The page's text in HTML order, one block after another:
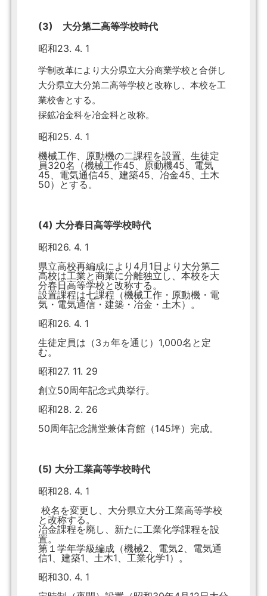
(3) 大分第二高等学校時代
昭和23. 4. 1
学制改革により大分県立大分商業学校と合併し
大分県立大分第二高等学校と改称し、本校を工
業校舎とする。
採鉱冶金科を冶金科と改称。
昭和25. 4. 1
機械工作、原動機の二課程を設置、生徒定
員320名（機械工作45、原動機45、電気
45、電気通信45、建築45、冶金45、土木
50）とする。
(4) 大分春日高等学校時代
昭和26. 4. 1
県立高校再編成により4月1日より大分第二
高校は工業と商業に分離独立し、本校を大
分春日高等学校と改称する。
設置課程は七課程（機械工作・原動機・電
気・電気通信・建築・冶金・土木）。
昭和26. 4. 1
生徒定員は（3ヵ年を通じ）1,000名と定
む。
昭和27. 11. 29
創立50周年記念式典挙行。
昭和28. 2. 26
50周年記念講堂兼体育館（145坪）完成。
(5) 大分工業高等学校時代
昭和28. 4. 1
校名を変更し、大分県立大分工業高等学校
と改称する。
冶金課程を廃し、新たに工業化学課程を設
置。
第１学年学級編成（機械2、電気2、電気通
信1、建築1、土木1、工業化学1）。
昭和30. 4. 1